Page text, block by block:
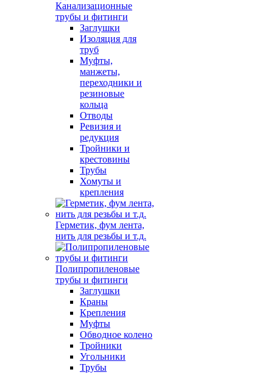
Канализационные
трубы и фитинги
Заглушки
Изоляция для
труб
Муфты,
манжеты,
переходники и
резиновые
кольца
Отводы
Ревизия и
редукция
Тройники и
крестовины
Трубы
Хомуты и
крепления
Герметик, фум лента,
нить для резьбы и т.д.
Полипропиленовые
трубы и фитинги
Заглушки
Краны
Крепления
Муфты
Обводное колено
Тройники
Угольники
Трубы